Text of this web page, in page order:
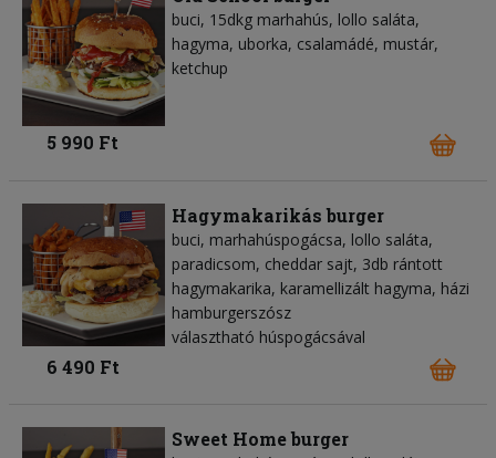
buci, 15dkg marhahús, lollo saláta,
hagyma, uborka, csalamádé, mustár,
ketchup
5 990 Ft
Hagymakarikás burger
buci, marhahúspogácsa, lollo saláta,
paradicsom, cheddar sajt, 3db rántott
hagymakarika, karamellizált hagyma, házi
hamburgerszósz
választható húspogácsával
6 490 Ft
Sweet Home burger